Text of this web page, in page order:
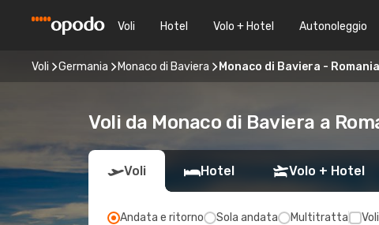
Voli Hotel Volo + Hotel Autonoleggio
Voli Germania Monaco di Baviera Monaco di Baviera - Romania
Voli da Monaco di Baviera a
Voli Hotel Volo + Hotel
Andata e ritorno Sola andata Multitratta